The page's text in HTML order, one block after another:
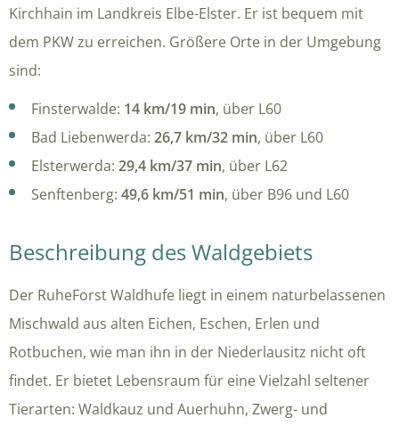
Kirchhain im Landkreis Elbe-Elster. Er ist bequem mit
dem PKW zu erreichen. Größere Orte in der Umgebung
sind:
Finsterwalde: 14 km/19 min, über L60
Bad Liebenwerda: 26,7 km/32 min, über L60
Elsterwerda: 29,4 km/37 min, über L62
Senftenberg: 49,6 km/51 min, über B96 und L60
Beschreibung des Waldgebiets
Der RuheForst Waldhufe liegt in einem naturbelassenen
Mischwald aus alten Eichen, Eschen, Erlen und
Rotbuchen, wie man ihn in der Niederlausitz nicht oft
findet. Er bietet Lebensraum für eine Vielzahl seltener
Tierarten: Waldkauz und Auerhuhn, Zwerg- und